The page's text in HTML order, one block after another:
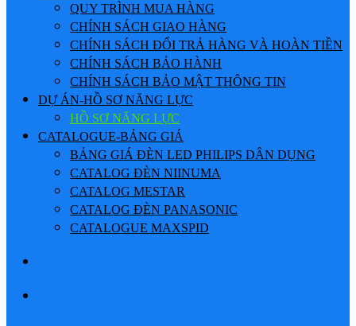
QUY TRÌNH MUA HÀNG
CHÍNH SÁCH GIAO HÀNG
CHÍNH SÁCH ĐỔI TRẢ HÀNG VÀ HOÀN TIỀN
CHÍNH SÁCH BẢO HÀNH
CHÍNH SÁCH BẢO MẬT THÔNG TIN
DỰ ÁN-HỒ SƠ NĂNG LỰC
HỒ SƠ NĂNG LỰC
CATALOGUE-BẢNG GIÁ
BẢNG GIÁ ĐÈN LED PHILIPS DÂN DỤNG
CATALOG ĐÈN NIINUMA
CATALOG MESTAR
CATALOG ĐÈN PANASONIC
CATALOGUE MAXSPID